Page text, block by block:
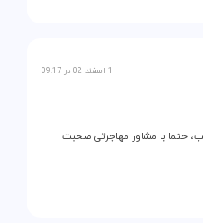
1 اسفند 02 در 09:17
حتما با مشاور مهاجرتی صحبت